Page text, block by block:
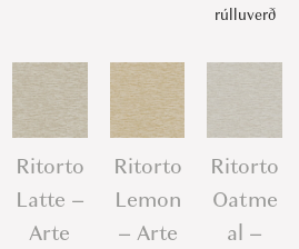
rúlluverð
Ritorto
Latte –
Arte
Ritorto
Lemon
– Arte
Ritorto
Oatme
al –